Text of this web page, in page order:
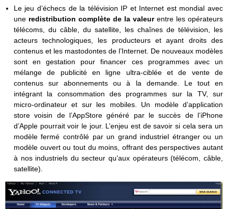
Le jeu d’échecs de la télévision IP et Internet est mondial avec
une redistribution complète de la valeurentre les opérateurs
télécoms, du câble, du satellite, les chaînes de télévision, les
acteurs technologiques, les producteurs et ayant droits des
contenus et les mastodontes de l’Internet. De nouveaux modèles
sont en gestation pour financer ces programmes avec un
mélange de publicité en ligne ultra-ciblée et de vente de
contenus sur abonnements ou à la demande. Le tout en
intégrant la consommation des programmes sur la TV, sur
micro-ordinateur et sur les mobiles. Un modèle d’application
store voisin de l’AppStore généré par le succès de l’iPhone
d’Apple pourrait voir le jour. L’enjeu est de savoir si cela sera un
modèle fermé contrôlé par un grand industriel étranger ou un
modèle ouvert ou tout du moins, offrant des perspectives autant
à nos industriels du secteur qu’aux opérateurs (télécom, câble,
satellite).